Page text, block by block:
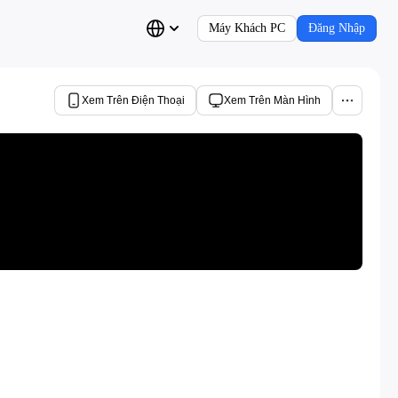
Máy Khách PC Đăng Nhập
Xem Trên Điện Thoại Xem Trên Màn Hình